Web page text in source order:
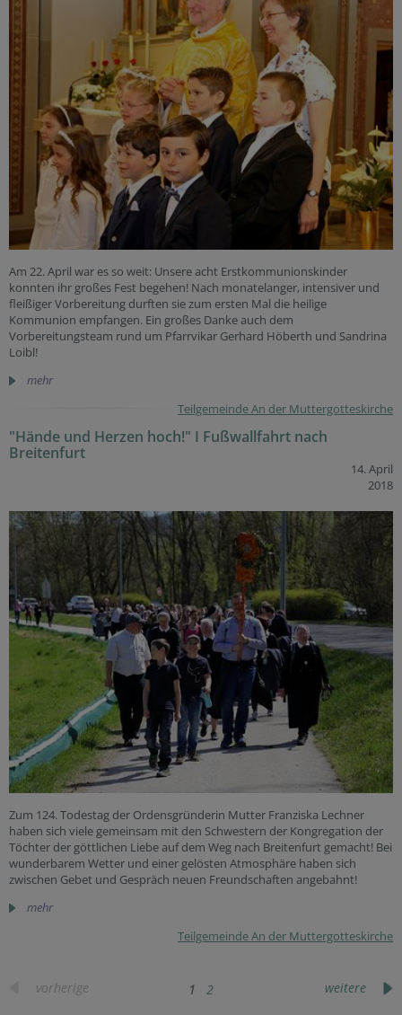
Am 22. April war es so weit: Unsere acht Erstkommunionskinder
konnten ihr großes Fest begehen! Nach monatelanger, intensiver und
fleißiger Vorbereitung durften sie zum ersten Mal die heilige
Kommunion empfangen. Ein großes Danke auch dem
Vorbereitungsteam rund um Pfarrvikar Gerhard Höberth und Sandrina
Loibl!
mehr
Teilgemeinde An der Muttergotteskirche
"Hände und Herzen hoch!" I Fußwallfahrt nach
Breitenfurt
14. April
2018
Zum 124. Todestag der Ordensgründerin Mutter Franziska Lechner
haben sich viele gemeinsam mit den Schwestern der Kongregation der
Töchter der göttlichen Liebe auf dem Weg nach Breitenfurt gemacht! Bei
wunderbarem Wetter und einer gelösten Atmosphäre haben sich
zwischen Gebet und Gespräch neuen Freundschaften angebahnt!
mehr
Teilgemeinde An der Muttergotteskirche
vorherige 1 2 weitere